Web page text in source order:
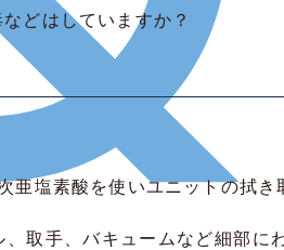
どはしていますか？
亜塩素酸を使いユニットの拭き
取手、バキュームなど細部に